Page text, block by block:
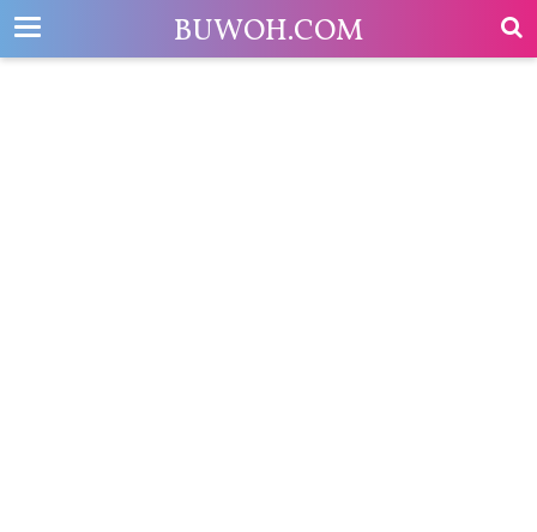
--> BUWOH.COM